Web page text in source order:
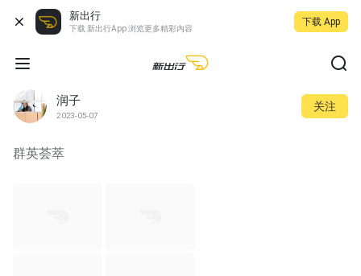
新出行
下载 新出行App 浏览更多精彩内容
下载 App
润子
2023-05-07
关注
群英荟萃